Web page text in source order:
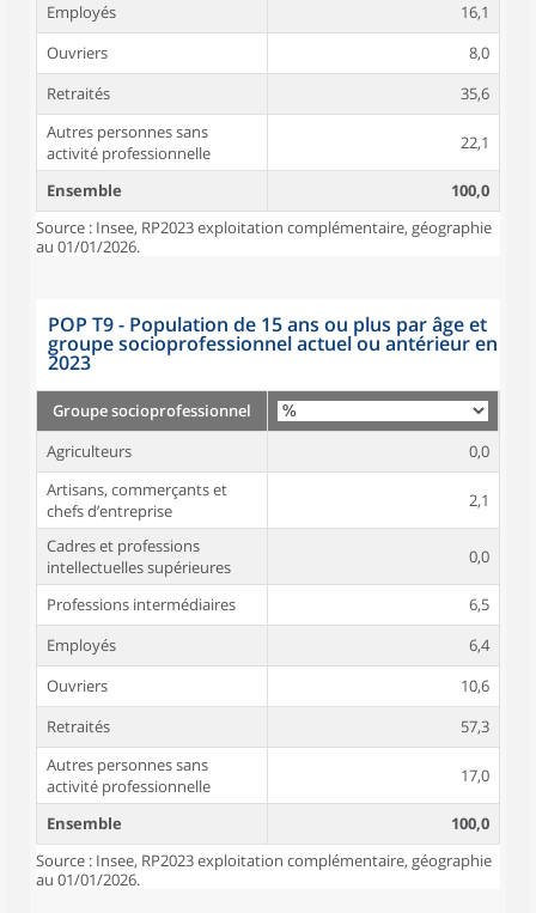
Employés
16,1
Ouvriers
8,0
Retraités
35,6
Autres personnes sans
activité professionnelle
22,1
Ensemble
100,0
Source : Insee, RP2023 exploitation complémentaire, géographie
au 01/01/2026.
POP T9 - Population de 15 ans ou plus par âge et
groupe socioprofessionnel actuel ou antérieur en
2023
Groupe socioprofessionnel
Agriculteurs
0,0
Artisans, commerçants et
chefs d’entreprise
2,1
Cadres et professions
intellectuelles supérieures
0,0
Professions intermédiaires
6,5
Employés
6,4
Ouvriers
10,6
Retraités
57,3
Autres personnes sans
activité professionnelle
17,0
Ensemble
100,0
Source : Insee, RP2023 exploitation complémentaire, géographie
au 01/01/2026.